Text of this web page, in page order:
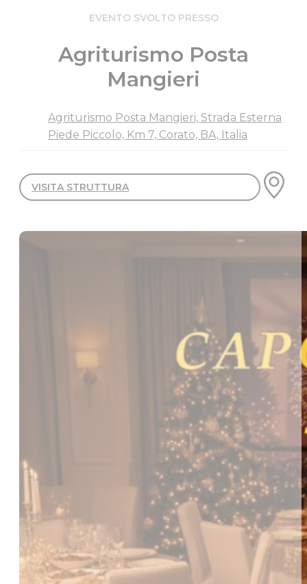
EVENTO SVOLTO PRESSO
Agriturismo Posta
Mangieri
Agriturismo Posta Mangieri, Strada Esterna
Piede Piccolo, Km 7, Corato, BA, Italia
VISITA STRUTTURA